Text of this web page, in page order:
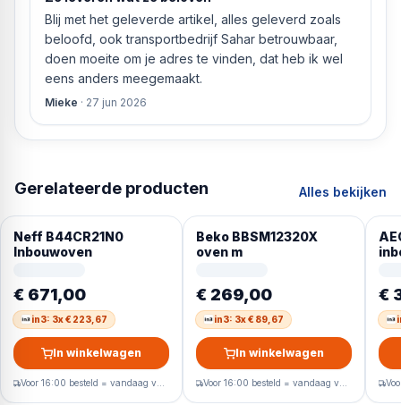
Blij met het geleverde artikel, alles geleverd zoals
beloofd, ook transportbedrijf Sahar betrouwbaar,
doen moeite om je adres te vinden, dat heb ik wel
eens anders meegemaakt.
Mieke · 27 jun 2026
Gerelateerde producten Alles bekijken
Neff B44CR21N0
Inbouwoven
€ 671,00
in3: 3x € 223,67
In winkelwagen
Beko BBSM12320X
oven m
€ 269,00
in3: 3x € 89,67
In winkelwagen
€